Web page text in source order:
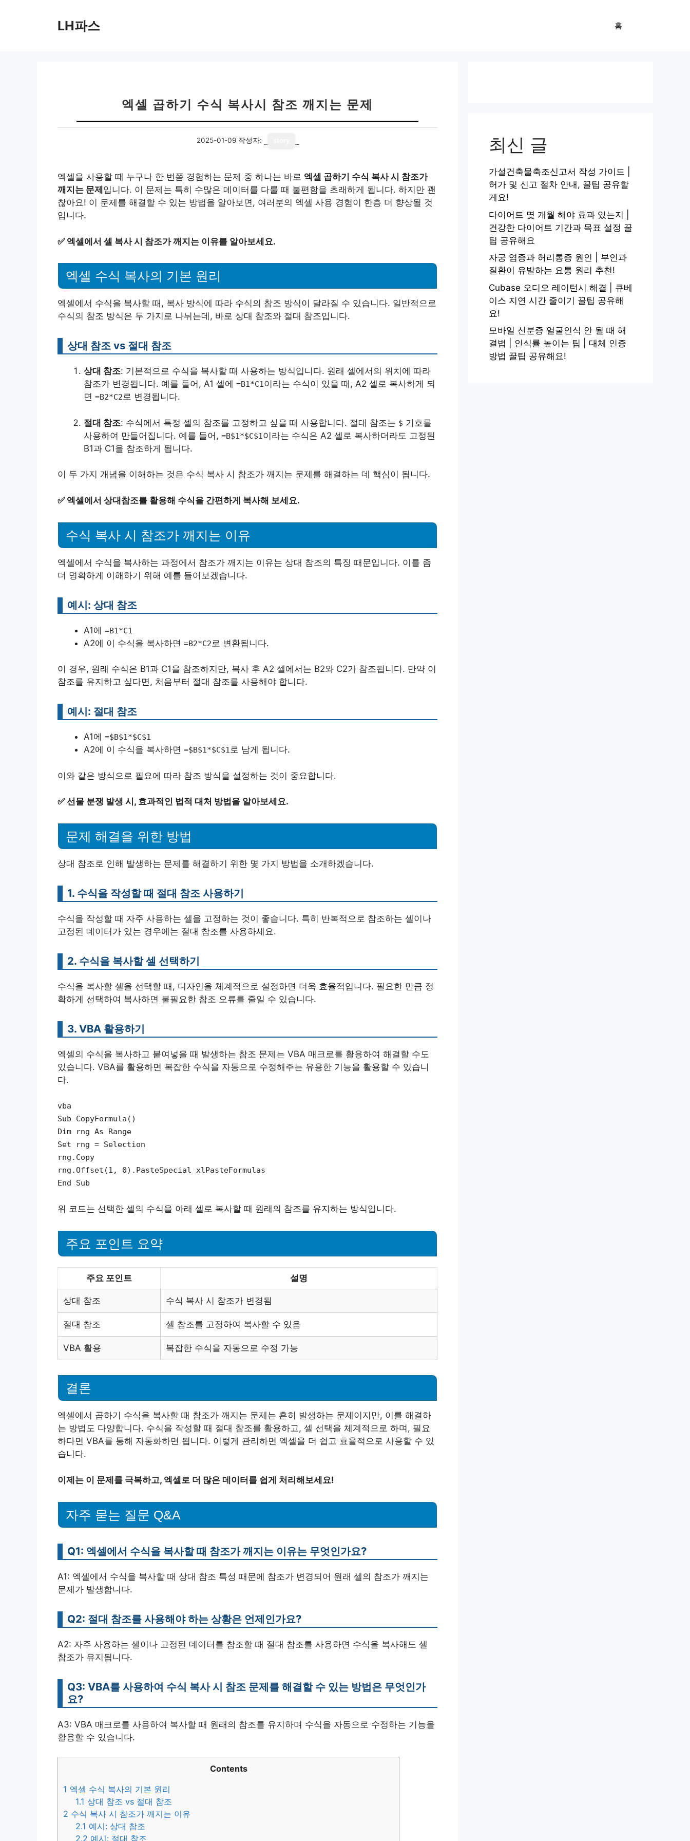
LH파스 홈
엑셀 곱하기 수식 복사시 참조 깨지는 문제
2025-01-09 작성자:
엑셀을 사용할 때 누구나 한 번쯤 경험하는 문제 중 하나는 바로 엑셀 곱하기 수식 복사 시 참조가
깨지는 문제 입니다. 이 문제는 특히 수많은 데이터를 다룰 때 불편함을 초래하게 됩니다. 하지만 괜
찮아요! 이 문제를 해결할 수 있는 방법을 알아보면, 여러분의 엑셀 사용 경험이 한층 더 향상될 것
입니다.
✅ 엑셀에서 셀 복사 시 참조가 깨지는 이유를 알아보세요.
엑셀 수식 복사의 기본 원리
엑셀에서 수식을 복사할 때, 복사 방식에 따라 수식의 참조 방식이 달라질 수 있습니다. 일반적으로
수식의 참조 방식은 두 가지로 나뉘는데, 바로 상대 참조와 절대 참조입니다.
상대 참조 vs 절대 참조
상대 참조: 기본적으로 수식을 복사할 때 사용하는 방식입니다. 원래 셀에서의 위치에 따라
참조가 변경됩니다. 예를 들어, A1 셀에 =B1*C1이라는 수식이 있을 때, A2 셀로 복사하게 되
면 =B2*C2로 변경됩니다.
절대 참조: 수식에서 특정 셀의 참조를 고정하고 싶을 때 사용합니다. 절대 참조는 $ 기호를
사용하여 만들어집니다. 예를 들어, =B$1*$C$1이라는 수식은 A2 셀로 복사하더라도 고정된
B1과 C1을 참조하게 됩니다.
이 두 가지 개념을 이해하는 것은 수식 복사 시 참조가 깨지는 문제를 해결하는 데 핵심이 됩니다.
✅ 엑셀에서 상대참조를 활용해 수식을 간편하게 복사해 보세요.
수식 복사 시 참조가 깨지는 이유
엑셀에서 수식을 복사하는 과정에서 참조가 깨지는 이유는 상대 참조의 특징 때문입니다. 이를 좀
더 명확하게 이해하기 위해 예를 들어보겠습니다.
예시: 상대 참조
A1에 =B1*C1
A2에 이 수식을 복사하면 =B2*C2 로 변환됩니다.
이 경우, 원래 수식은 B1과 C1을 참조하지만, 복사 후 A2 셀에서는 B2와 C2가 참조됩니다. 만약 이
참조를 유지하고 싶다면, 처음부터 절대 참조를 사용해야 합니다.
예시: 절대 참조
A1에 =$B$1*$C$1
A2에 이 수식을 복사하면 =$B$1*$C$1로 남게 됩니다.
이와 같은 방식으로 필요에 따라 참조 방식을 설정하는 것이 중요합니다.
✅선물 분쟁 발생 시, 효과적인 법적 대처 방법을 알아보세요.
문제 해결을 위한 방법
상대 참조로 인해 발생하는 문제를 해결하기 위한 몇 가지 방법을 소개하겠습니다.
1. 수식을 작성할 때 절대 참조 사용하기
수식을 작성할 때 자주 사용하는 셀을 고정하는 것이 좋습니다. 특히 반복적으로 참조하는 셀이나
고정된 데이터가 있는 경우에는 절대 참조를 사용하세요.
2. 수식을 복사할 셀 선택하기
수식을 복사할 셀을 선택할 때, 디자인을 체계적으로 설정하면 더욱 효율적입니다. 필요한 만큼 정
확하게 선택하여 복사하면 불필요한 참조 오류를 줄일 수 있습니다.
3. VBA 활용하기
엑셀의 수식을 복사하고 붙여넣을 때 발생하는 참조 문제는 VBA 매크로를 활용하여 해결할 수도
있습니다. VBA를 활용하면 복잡한 수식을 자동으로 수정해주는 유용한 기능을 활용할 수 있습니
다.
vba
Sub CopyFormula()
Dim rng As Range
Set rng = Selection
rng.Copy
rng.Offset(1, 0).PasteSpecial xlPasteFormulas
End Sub
위 코드는 선택한 셀의 수식을 아래 셀로 복사할 때 원래의 참조를 유지하는 방식입니다.
주요 포인트 요약
주요 포인트 설명
상대 참조 수식 복사 시 참조가 변경됨
절대 참조 셀 참조를 고정하여 복사할 수 있음
VBA 활용 복잡한 수식을 자동으로 수정 가능
결론
엑셀에서 곱하기 수식을 복사할 때 참조가 깨지는 문제는 흔히 발생하는 문제이지만, 이를 해결하
는 방법도 다양합니다. 수식을 작성할 때 절대 참조를 활용하고, 셀 선택을 체계적으로 하며, 필요
하다면 VBA를 통해 자동화하면 됩니다. 이렇게 관리하면 엑셀을 더 쉽고 효율적으로 사용할 수 있
습니다.
이제는 이 문제를 극복하고, 엑셀로 더 많은 데이터를 쉽게 처리해보세요!
자주 묻는 질문 Q&A
Q1: 엑셀에서 수식을 복사할 때 참조가 깨지는 이유는 무엇인가요?
A1: 엑셀에서 수식을 복사할 때 상대 참조 특성 때문에 참조가 변경되어 원래 셀의 참조가 깨지는
문제가 발생합니다.
Q2: 절대 참조를 사용해야 하는 상황은 언제인가요?
A2: 자주 사용하는 셀이나 고정된 데이터를 참조할 때 절대 참조를 사용하면 수식을 복사해도 셀
참조가 유지됩니다.
Q3: VBA를 사용하여 수식 복사 시 참조 문제를 해결할 수 있는 방법은 무엇인가
요?
A3: VBA 매크로를 사용하여 복사할 때 원래의 참조를 유지하며 수식을 자동으로 수정하는 기능을
활용할 수 있습니다.
Contents
1 엑셀 수식 복사의 기본 원리
1.1 상대 참조 vs 절대 참조
2 수식 복사 시 참조가 깨지는 이유
2.1 예시: 상대 참조
2.2 예시: 절대 참조
최신 글
가설건축물축조신고서 작성 가이드 |
허가 및 신고 절차 안내, 꿀팁 공유할
게요!
다이어트 몇 개월 해야 효과 있는지 |
건강한 다이어트 기간과 목표 설정 꿀
팁 공유해요
자궁 염증과 허리통증 원인 | 부인과
질환이 유발하는 요통 원리 추천!
Cubase 오디오 레이턴시 해결 | 큐베
이스 지연 시간 줄이기 꿀팁 공유해
요!
모바일 신분증 얼굴인식 안 될 때 해
결법 | 인식률 높이는 팁 | 대체 인증
방법 꿀팁 공유해요!